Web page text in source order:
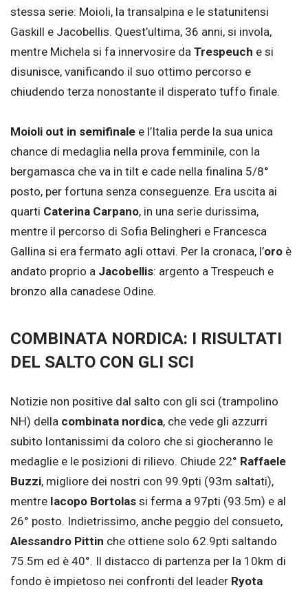
stessa serie: Moioli, la transalpina e le statunitensi
Gaskill e Jacobellis. Quest’ultima, 36 anni, si invola,
mentre Michela si fa innervosire da Trespeuch e si
disunisce, vanificando il suo ottimo percorso e
chiudendo terza nonostante il disperato tuffo finale.
Moioli out in semifinale e l’Italia perde la sua unica
chance di medaglia nella prova femminile, con la
bergamasca che va in tilt e cade nella finalina 5/8°
posto, per fortuna senza conseguenze. Era uscita ai
quarti Caterina Carpano, in una serie durissima,
mentre il percorso di Sofia Belingheri e Francesca
Gallina si era fermato agli ottavi. Per la cronaca, l’oro è
andato proprio a Jacobellis: argento a Trespeuch e
bronzo alla canadese Odine.
COMBINATA NORDICA: I RISULTATI
DEL SALTO CON GLI SCI
Notizie non positive dal salto con gli sci (trampolino
NH) della combinata nordica, che vede gli azzurri
subito lontanissimi da coloro che si giocheranno le
medaglie e le posizioni di rilievo. Chiude 22° Raffaele
Buzzi, migliore dei nostri con 99.9pti (93m saltati),
mentre Iacopo Bortolas si ferma a 97pti (93.5m) e al
26° posto. Indietrissimo, anche peggio del consueto,
Alessandro Pittin che ottiene solo 62.9pti saltando
75.5m ed è 40°. Il distacco di partenza per la 10km di
fondo è impietoso nei confronti del leader Ryota